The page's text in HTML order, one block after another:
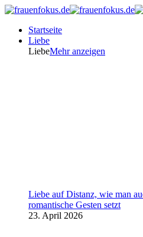
Startseite
Liebe
LiebeMehr anzeigen
Liebe auf Distanz, wie man
romantische Gesten setzt
23. April 2026